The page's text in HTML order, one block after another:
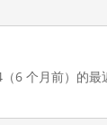
个月前）的最